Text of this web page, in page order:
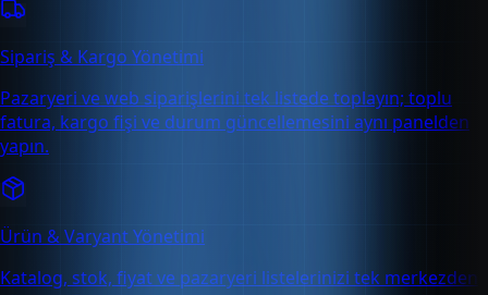
Sipariş & Kargo Yönetimi
Pazaryeri ve web siparişlerini tek listede toplayın; toplu
fatura, kargo fişi ve durum güncellemesini aynı panelden
yapın.
Ürün & Varyant Yönetimi
Katalog, stok, fiyat ve pazaryeri listelerinizi tek merkezden